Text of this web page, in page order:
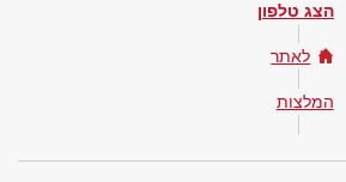
הצג טלפון
לאתר
המלצות